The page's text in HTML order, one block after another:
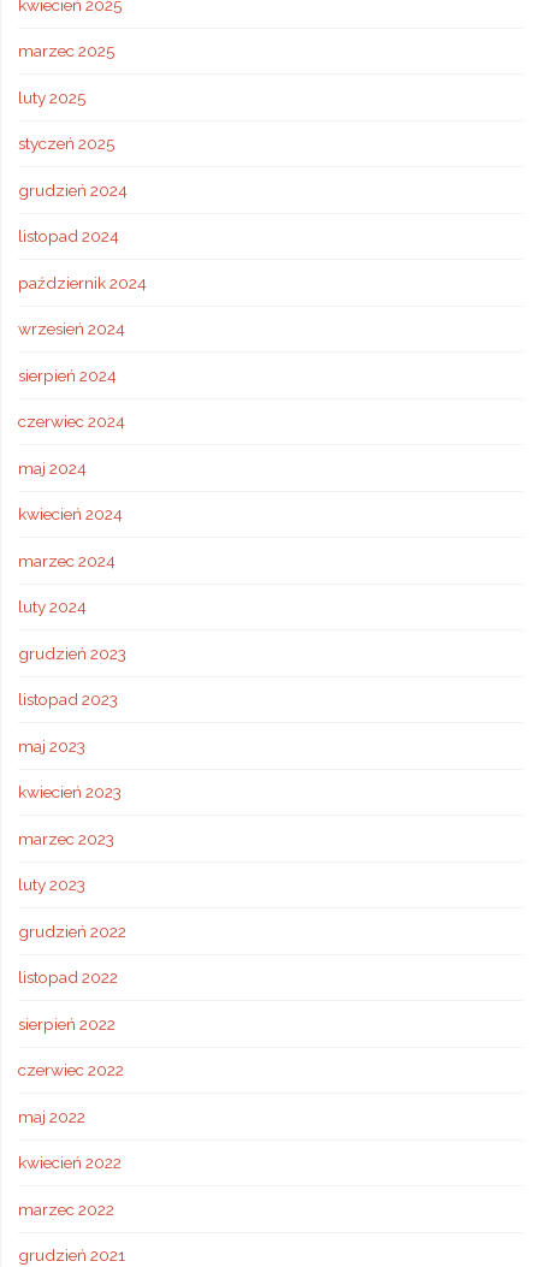
kwiecień 2025
marzec 2025
luty 2025
styczeń 2025
grudzień 2024
listopad 2024
październik 2024
wrzesień 2024
sierpień 2024
czerwiec 2024
maj 2024
kwiecień 2024
marzec 2024
luty 2024
grudzień 2023
listopad 2023
maj 2023
kwiecień 2023
marzec 2023
luty 2023
grudzień 2022
listopad 2022
sierpień 2022
czerwiec 2022
maj 2022
kwiecień 2022
marzec 2022
grudzień 2021